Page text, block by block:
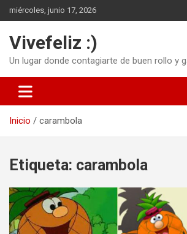
Saltar
al
miércoles, junio 17, 2026
Vivefeliz :)
Un lugar donde contagiarte de buen rollo y
Inicio carambola
Etiqueta: carambola